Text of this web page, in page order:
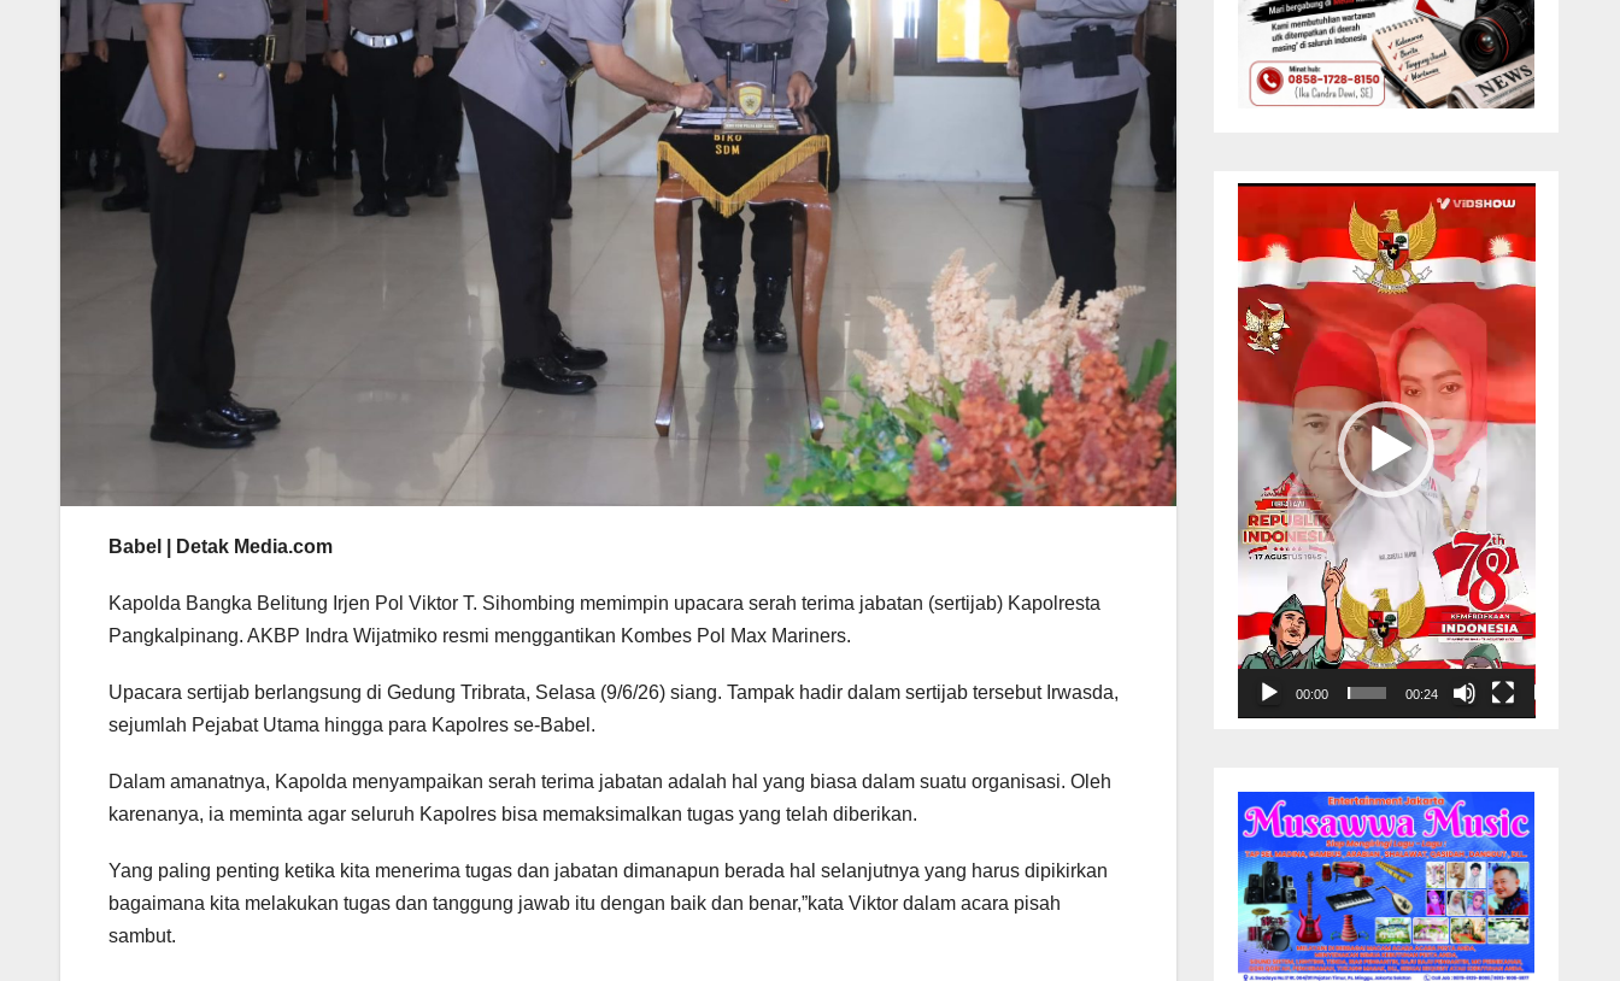
Babel | Detak Media.com
Kapolda Bangka Belitung Irjen Pol Viktor T. Sihombing memimpin upacara serah terima jabatan (sertijab) Kapolresta
Pangkalpinang. AKBP Indra Wijatmiko resmi menggantikan Kombes Pol Max Mariners.
Upacara sertijab berlangsung di Gedung Tribrata, Selasa (9/6/26) siang. Tampak hadir dalam sertijab tersebut Irwasda,
sejumlah Pejabat Utama hingga para Kapolres se-Babel.
Dalam amanatnya, Kapolda menyampaikan serah terima jabatan adalah hal yang biasa dalam suatu organisasi. Oleh
karenanya, ia meminta agar seluruh Kapolres bisa memaksimalkan tugas yang telah diberikan.
Yang paling penting ketika kita menerima tugas dan jabatan dimanapun berada hal selanjutnya yang harus dipikirkan
bagaimana kita melakukan tugas dan tanggung jawab itu dengan baik dan benar,”kata Viktor dalam acara pisah
sambut.
Video
00:00 00:24